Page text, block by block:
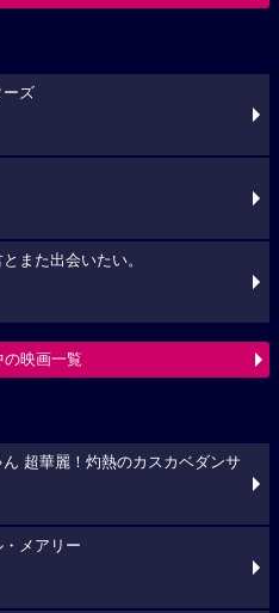
ーズ
また出会いたい。
の映画一覧
超華麗！灼熱のカスカベダンサ
メアリー